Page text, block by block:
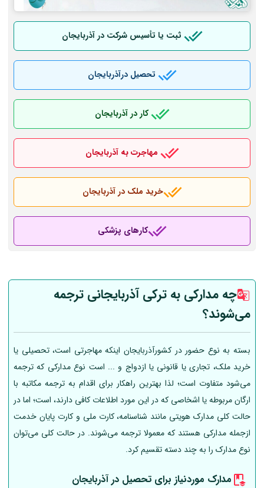
ثبت یا تأسیس شرکت در آذربایجان
تحصیل درآذربایجان
کار در آذربایجان
مهاجرت به آذربایجان
خرید ملک در آذربایجان
کارهای پزشکی
چه مدارکی به ترکی آذربایجانی ترجمه
می‌شوند؟
بسته به نوع حضور در کشورآذربایجان اینکه مهاجرتی است، تحصیلی یا
خرید ملک، تجاری یا قانونی یا ازدواج و ... است نوع مدارکی که ترجمه
می‌شود متفاوت است؛ لذا بهترین راهکار برای اقدام به ترجمه مکاتبه با
ارگان مربوطه یا اشخاصی که در این مورد اطلاعات کافی دارند، است؛ اما در
حالت کلی مدارک هویتی مانند شناسنامه، کارت ملی و کارت پایان خدمت
ازجمله مدارکی هستند که معمولا ترجمه می‌شوند. در حالت کلی می‌توان
نوع مدارک را به چند دسته تقسیم کرد.
مدارک موردنیاز برای تحصیل در آذربایجان